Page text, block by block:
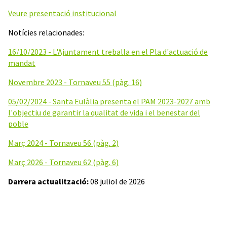
Veure presentació institucional
Notícies relacionades:
16/10/2023 - L'Ajuntament treballa en el Pla d'actuació de
mandat
Novembre 2023 - Tornaveu 55 (pàg. 16)
05/02/2024 - Santa Eulàlia presenta el PAM 2023-2027 amb
l'objectiu de garantir la qualitat de vida i el benestar del
poble
Març 2024 - Tornaveu 56 (pàg. 2)
Març 2026 - Tornaveu 62 (pàg. 6)
Darrera actualització:08 juliol de 2026